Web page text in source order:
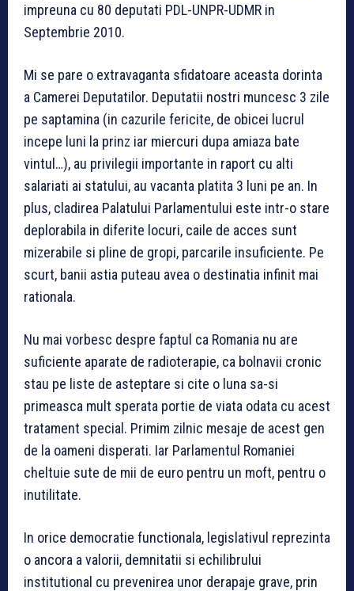
impreuna cu 80 deputati PDL-UNPR-UDMR in
Septembrie 2010.
Mi se pare o extravaganta sfidatoare aceasta dorinta
a Camerei Deputatilor. Deputatii nostri muncesc 3 zile
pe saptamina (in cazurile fericite, de obicei lucrul
incepe luni la prinz iar miercuri dupa amiaza bate
vintul…), au privilegii importante in raport cu alti
salariati ai statului, au vacanta platita 3 luni pe an. In
plus, cladirea Palatului Parlamentului este intr-o stare
deplorabila in diferite locuri, caile de acces sunt
mizerabile si pline de gropi, parcarile insuficiente. Pe
scurt, banii astia puteau avea o destinatia infinit mai
rationala.
Nu mai vorbesc despre faptul ca Romania nu are
suficiente aparate de radioterapie, ca bolnavii cronic
stau pe liste de asteptare si cite o luna sa-si
primeasca mult sperata portie de viata odata cu acest
tratament special. Primim zilnic mesaje de acest gen
de la oameni disperati. Iar Parlamentul Romaniei
cheltuie sute de mii de euro pentru un moft, pentru o
inutilitate.
In orice democratie functionala, legislativul reprezinta
o ancora a valorii, demnitatii si echilibrului
institutional cu prevenirea unor derapaje grave, prin